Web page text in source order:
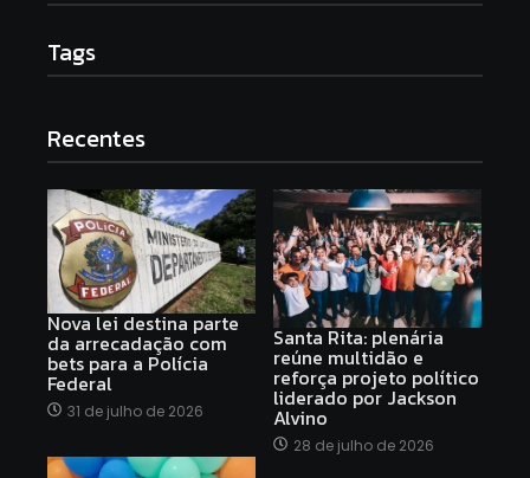
Tags
Recentes
Nova lei destina parte
da arrecadação com
bets para a Polícia
Federal
31 de julho de 2026
Santa Rita: plenária
reúne multidão e
reforça projeto político
liderado por Jackson
Alvino
28 de julho de 2026